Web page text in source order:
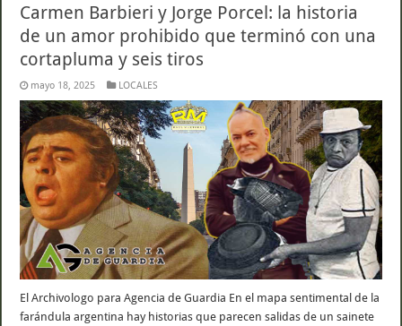
Carmen Barbieri y Jorge Porcel: la historia
de un amor prohibido que terminó con una
cortapluma y seis tiros
mayo 18, 2025 LOCALES
El Archivologo para Agencia de Guardia En el mapa sentimental de la
farándula argentina hay historias que parecen salidas de un sainete